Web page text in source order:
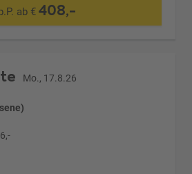
ab €408,-
Mo., 17.8.26